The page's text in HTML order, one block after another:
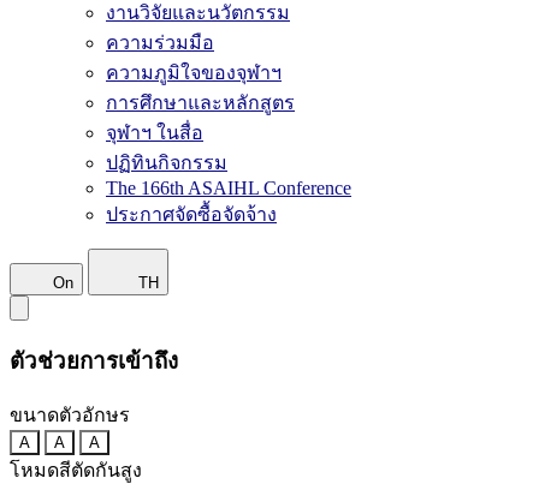
งานวิจัยและนวัตกรรม
ความร่วมมือ
ความภูมิใจของจุฬาฯ
การศึกษาและหลักสูตร
จุฬาฯ ในสื่อ
ปฏิทินกิจกรรม
The 166th ASAIHL Conference
ประกาศจัดซื้อจัดจ้าง
On TH
ตัวช่วยการเข้าถึง
ขนาดตัวอักษร
A A A
โหมดสีตัดกันสูง